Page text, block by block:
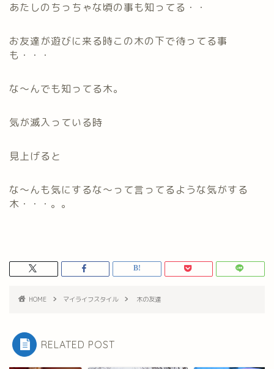
あたしのちっちゃな頃の事も知ってる・・
お友達が遊びに来る時この木の下で待ってる事
も・・・
な～んでも知ってる木。
気が滅入っている時
見上げると
な～んも気にするな～って言ってるような気がする
木・・・。。
HOME マイライフスタイル 木の友達
RELATED POST